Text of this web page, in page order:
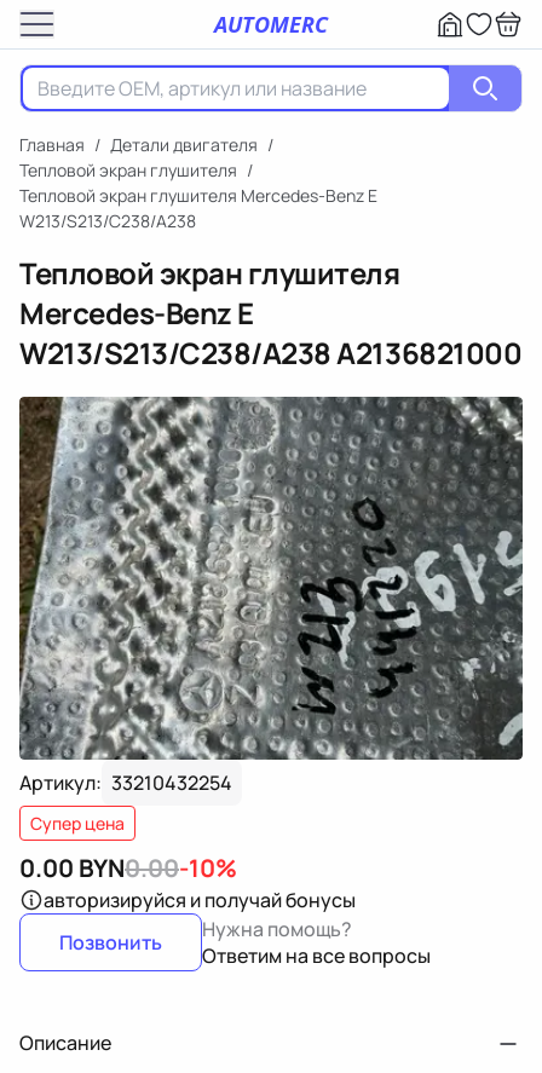
AUTOMERC
Главная / Детали двигателя /
Тепловой экран глушителя /
Тепловой экран глушителя Mercedes-Benz E
W213/S213/C238/A238
Тепловой экран глушителя
Mercedes-Benz E
W213/S213/C238/A238A2136821000
Артикул: 33210432254
Супер цена
0.00 BYN0.00-10%
авторизируйся и получай бонусы
Позвонить
Нужна помощь?
Ответим на все вопросы
Описание